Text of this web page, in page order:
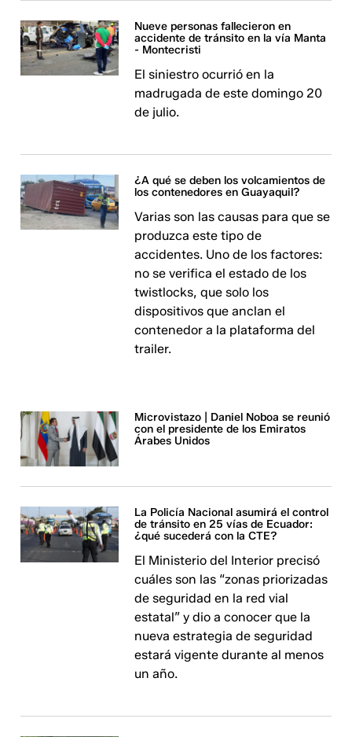
Nueve personas fallecieron en
accidente de tránsito en la vía Manta
- Montecristi
El siniestro ocurrió en la
madrugada de este domingo 20
de julio.
¿A qué se deben los volcamientos de
los contenedores en Guayaquil?
Varias son las causas para que se
produzca este tipo de
accidentes. Uno de los factores:
no se verifica el estado de los
twistlocks, que solo los
dispositivos que anclan el
contenedor a la plataforma del
trailer.
Microvistazo | Daniel Noboa se reunió
con el presidente de los Emiratos
Árabes Unidos
La Policía Nacional asumirá el control
de tránsito en 25 vías de Ecuador:
¿qué sucederá con la CTE?
El Ministerio del Interior precisó
cuáles son las “zonas priorizadas
de seguridad en la red vial
estatal” y dio a conocer que la
nueva estrategia de seguridad
estará vigente durante al menos
un año.